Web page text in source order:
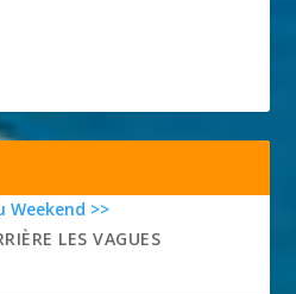
Weekend >>
LES VAGUES